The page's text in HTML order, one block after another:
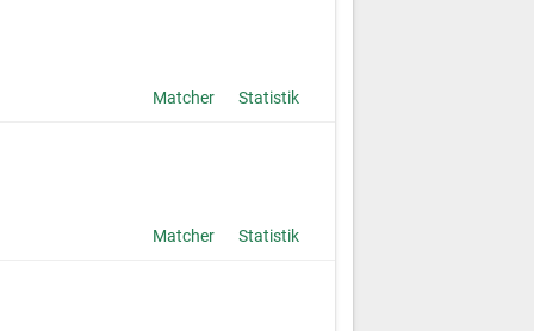
Matcher Statistik
Matcher Statistik